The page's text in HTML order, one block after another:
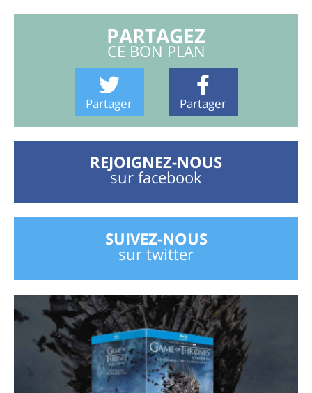
PARTAGEZ
CE BON PLAN
Partager Partager
REJOIGNEZ-NOUS
sur facebook
SUIVEZ-NOUS
sur twitter